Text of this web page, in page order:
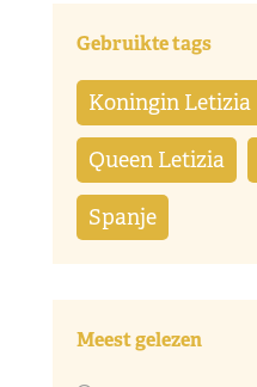
Gebruikte tags
Koningin Letizia
Queen Letizia
Spanje
Meest gelezen